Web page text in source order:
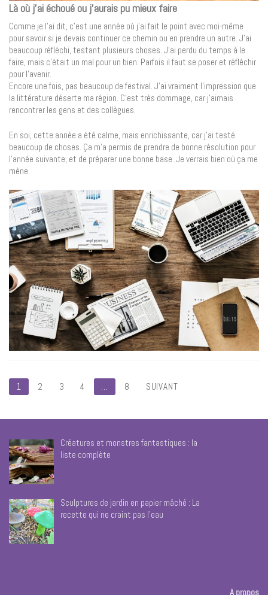
Là où j’ai échoué ou j’aurais pu mieux faire
Comme je l’ai dit, c’est une année où j’ai fait le point avec moi-même
pour savoir si je devais continuer ce chemin ou en prendre un autre. J’ai
beaucoup réfléchi, testant plusieurs choses. J’ai perdu du temps à le
faire, mais c’était un mal pour un bien. Parfois il faut se poser et réfléchir
pour l’avenir.
Encore une fois, pas beaucoup de festival. J’ai vraiment l’impression que
la littérature déserte ma région. C’est très dommage, car j’aimais
rencontrer les gens et des collègues.
En soi, cette année a été calme, mais enrichissante, car j’ai testé
beaucoup de choses. Ça m’a permis de prendre de bonne résolution pour
l’année suivante, et de préparer une bonne base. Je verrais bien où ça me
mène.
Pagination
publications
1 2 3 4 8 SUIVANT
Créatures et monstres fantastiques : la
liste complète
Sculptures de jardin en papier mâché : La
recette qui ne craint pas l’eau
A propos